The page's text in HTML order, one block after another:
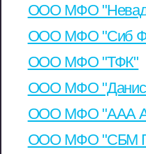
ООО МФО
ООО МФО "Сиб
ООО МФО "ТФК"
ООО МФО
ООО МФО "ААА
ООО МФО "СБМ